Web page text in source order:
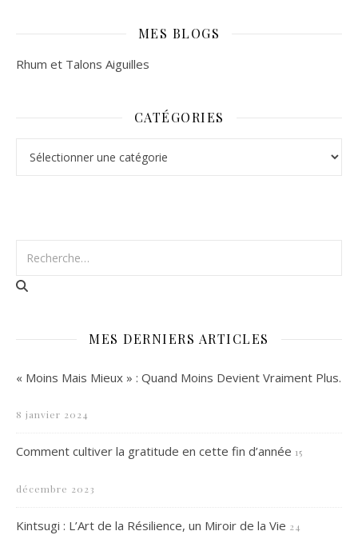
MES BLOGS
Rhum et Talons Aiguilles
CATÉGORIES
MES DERNIERS ARTICLES
« Moins Mais Mieux » : Quand Moins Devient Vraiment Plus.
8 janvier 2024
Comment cultiver la gratitude en cette fin d’année 15
décembre 2023
Kintsugi : L’Art de la Résilience, un Miroir de la Vie 24